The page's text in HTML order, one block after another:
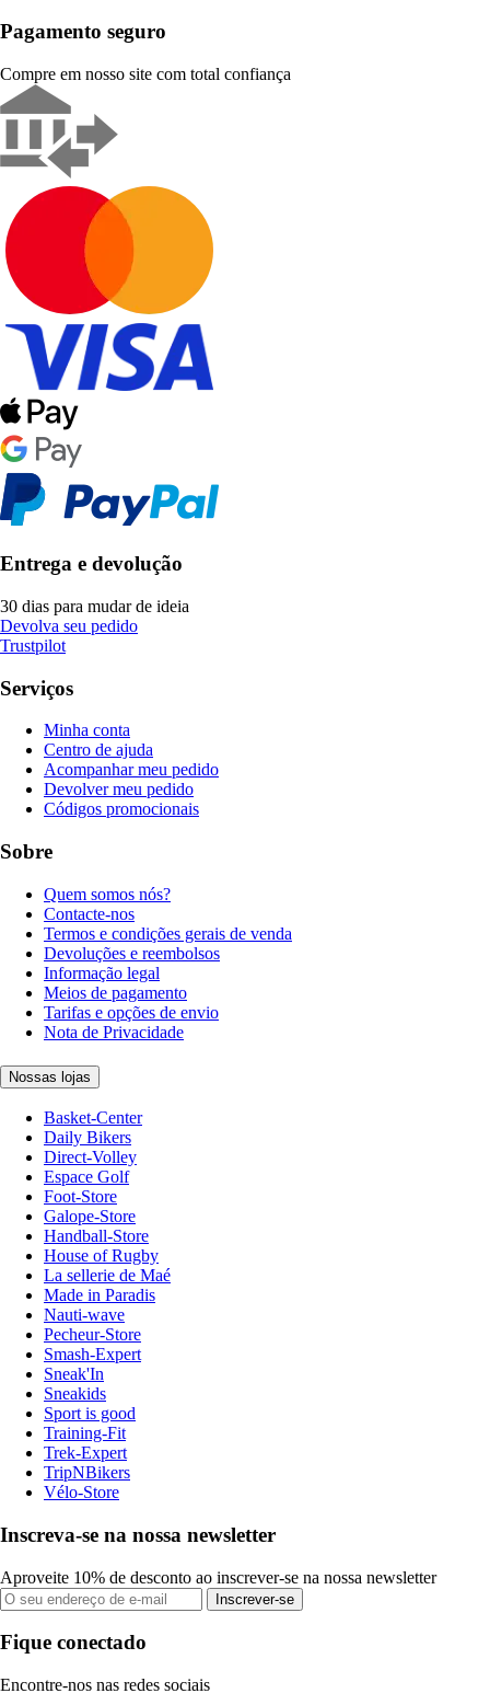
Pagamento seguro
Compre em nosso site com total confiança
Entrega e devolução
30 dias para mudar de ideia
Devolva seu pedido
Trustpilot
Serviços
Minha conta
Centro de ajuda
Acompanhar meu pedido
Devolver meu pedido
Códigos promocionais
Sobre
Quem somos nós?
Contacte-nos
Termos e condições gerais de venda
Devoluções e reembolsos
Informação legal
Meios de pagamento
Tarifas e opções de envio
Nota de Privacidade
Nossas lojas
Basket-Center
Daily Bikers
Direct-Volley
Espace Golf
Foot-Store
Galope-Store
Handball-Store
House of Rugby
La sellerie de Maé
Made in Paradis
Nauti-wave
Pecheur-Store
Smash-Expert
Sneak'In
Sneakids
Sport is good
Training-Fit
Trek-Expert
TripNBikers
Vélo-Store
Inscreva-se na nossa newsletter
Aproveite 10% de desconto ao inscrever-se na nossa newsletter
Inscrever-se
Fique conectado
Encontre-nos nas redes sociais